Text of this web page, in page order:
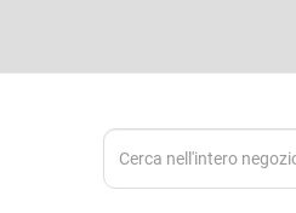
Cerca
Prodotto